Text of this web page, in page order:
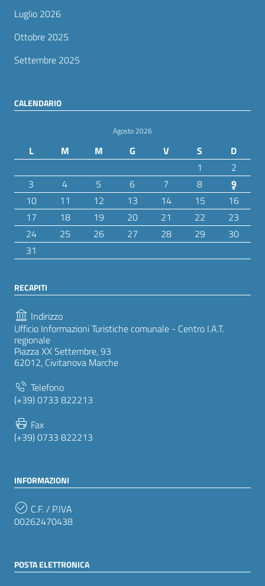
Luglio 2026
Ottobre 2025
Settembre 2025
CALENDARIO
Agosto 2026
L M M G V S
D
1
2
3
4 5 6 7 8
9
10
11 12 13 14 15
16
17
18 19 20 21 22
23
24
25 26 27 28 29
30
31
RECAPITI
Indirizzo
Ufficio Informazioni Turistiche comunale - Centro I.A.T.
regionale
Piazza XX Settembre, 93
62012, Civitanova Marche
Telefono
(+39) 0733 822213
Fax
(+39) 0733 822213
INFORMAZIONI
C.F. / P.IVA
00262470438
POSTA ELETTRONICA